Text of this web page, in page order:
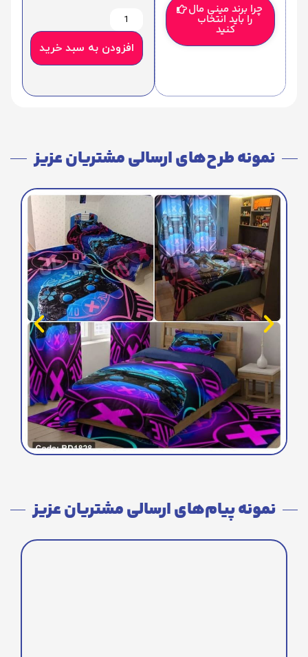
چرا برند مینی مال
را باید انتخاب
کنید
افزودن به سبد خرید
نمونه طرح‌های ارسالی مشتریان عزیز
نمونه پیام‌های ارسالی مشتریان عزیز